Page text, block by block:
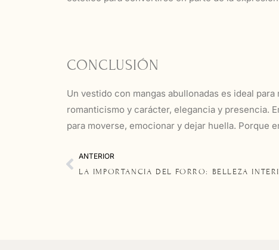
CONCLUSIÓN
Un vestido con mangas abullonadas es ideal
romanticismo y carácter, elegancia y presencia.
para moverse, emocionar y dejar huella. Porque
ANTERIOR